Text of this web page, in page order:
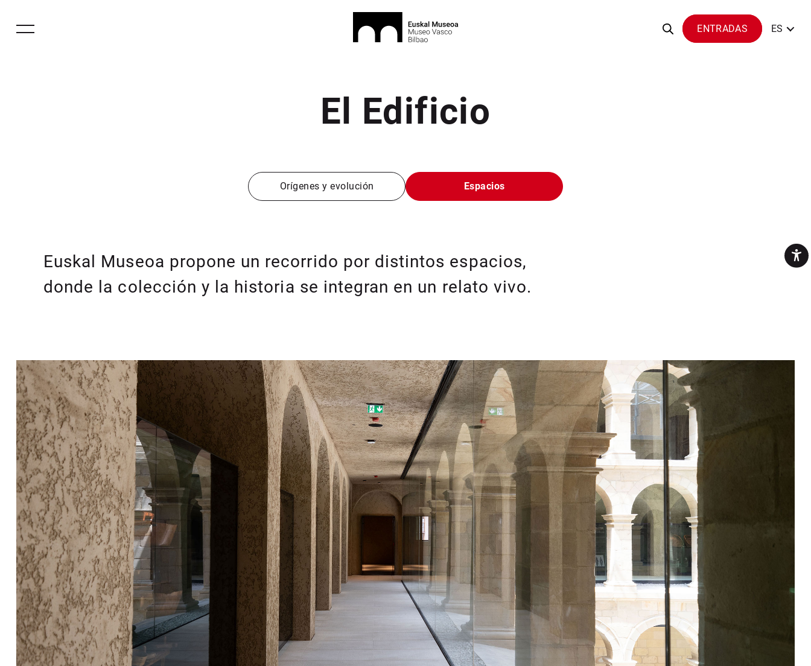
ENTRADAS ES
El Edificio
Orígenes y evolución Espacios
Euskal Museoa propone un recorrido por distintos espacios,
donde la colección y la historia se integran en un relato vivo.